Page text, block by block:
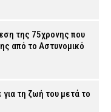
της 75χρονης που
από το Αστυνομικό
τη ζωή του μετά το